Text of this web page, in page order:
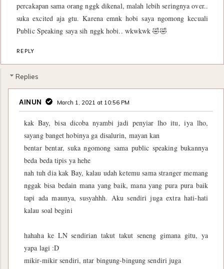
percakapan sama orang nggk dikenal, malah lebih seringnya over..
suka excited aja gtu. Karena emnk hobi saya ngomong kecuali
Public Speaking saya sih nggk hobi.. wkwkwk 🤣🤣
REPLY
Replies
AINUN March 1, 2021 at 10:56 PM
kak Bay, bisa dicoba nyambi jadi penyiar lho itu, iya lho,
sayang banget hobinya ga disalurin, mayan kan
bentar bentar, suka ngomong sama public speaking bukannya
beda beda tipis ya hehe
nah tuh dia kak Bay, kalau udah ketemu sama stranger memang
nggak bisa bedain mana yang baik, mana yang pura pura baik
tapi ada maunya, susyahhh. Aku sendiri juga extra hati-hati
kalau soal begini
hahaha ke LN sendirian takut takut seneng gimana gitu, ya
yapa lagi :D
mikir-mikir sendiri, ntar bingung-bingung sendiri juga